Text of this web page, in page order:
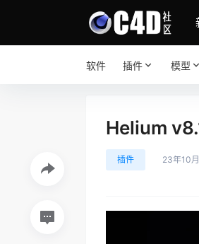
软件 插件 模型
Helium
插件 23年10